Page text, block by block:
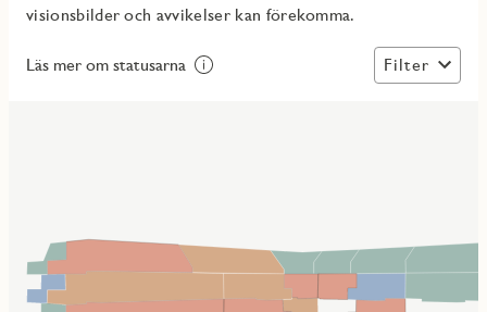
visionsbilder och avvikelser kan förekomma.
Läs mer om statusarna Filter